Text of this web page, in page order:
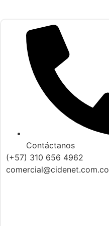
Contáctanos
(+57) 310 656 4962
comercial@cidenet.com.co